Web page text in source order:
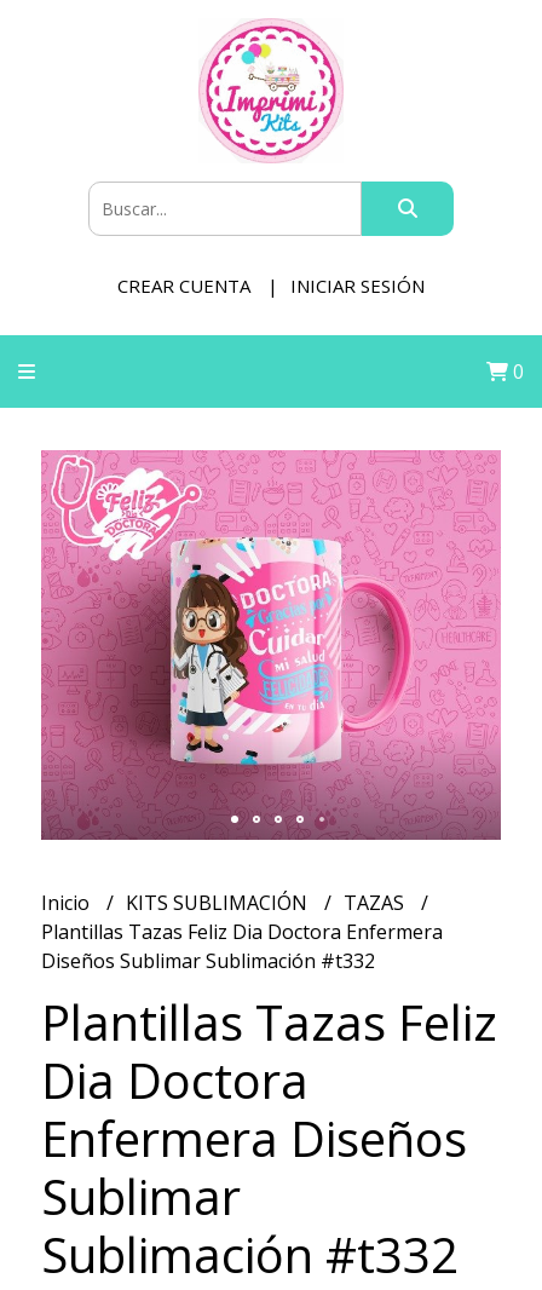
CREAR CUENTA INICIAR SESIÓN
0
Inicio KITS SUBLIMACIÓN
TAZAS
Plantillas Tazas Feliz Dia Doctora Enfermera
Diseños Sublimar Sublimación #t332
Plantillas Tazas Feliz
Dia Doctora
Enfermera Diseños
Sublimar
Sublimación #t332